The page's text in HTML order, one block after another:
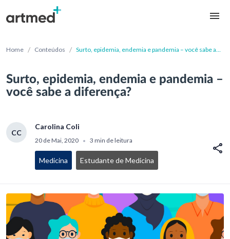
Home / Conteúdos / Surto, epidemia, endemia e pandemia – você sabe a
Surto, epidemia, endemia e pandemia –
você sabe a diferença?
CC
Carolina Coli
20 de Mai, 2020 • 3 min de leitura
Medicina Estudante de Medicina